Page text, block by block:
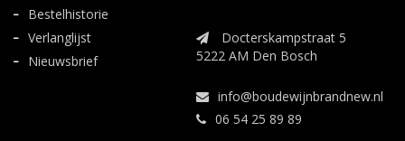
Bestelhistorie
Verlanglijst
Nieuwsbrief
Docterskampstraat 5
5222 AM Den Bosch
info@boudewijnbrandnew.nl
06 54 25 89 89